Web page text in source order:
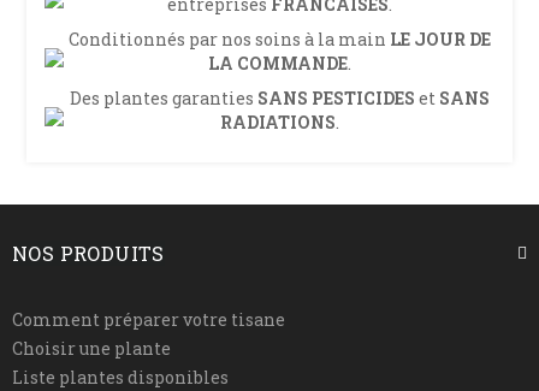
Conditionnés par nos soins à la main LE JOUR DE
LA COMMANDE.
Des plantes garanties SANS PESTICIDES et SANS
RADIATIONS.
NOS PRODUITS
Comment préparer votre tisane
Choisir une plante
Liste plantes disponibles